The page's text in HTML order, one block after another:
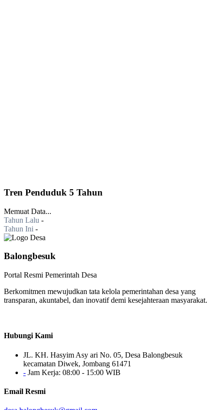
Tren Penduduk 5 Tahun
Memuat Data...
Tahun Lalu -
Tahun Ini -
Balongbesuk
Portal Resmi Pemerintah Desa
Berkomitmen mewujudkan tata kelola pemerintahan desa yang
transparan, akuntabel, dan inovatif demi kesejahteraan masyarakat.
Hubungi Kami
JL. KH. Hasyim Asy ari No. 05, Desa Balongbesuk
kecamatan Diwek, Jombang 61471
- Jam Kerja: 08:00 - 15:00 WIB
Email Resmi